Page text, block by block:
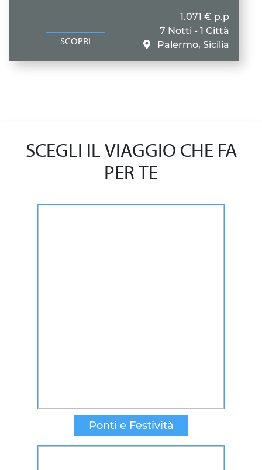
SCOPRI
1.071 € p.p
7 Notti - 1 Città
Palermo, Sicilia
SCEGLI IL VIAGGIO CHE FA
PER TE
Ponti e Festività